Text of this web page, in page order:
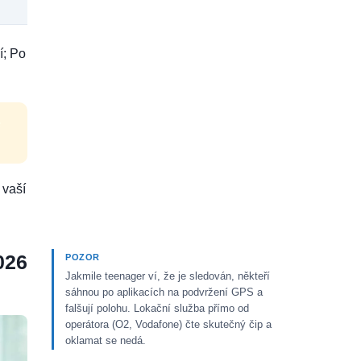
Po
vaší
POZOR
Jakmile teenager ví, že je sledován, někteří
sáhnou po aplikacích na podvržení GPS a
falšují polohu. Lokační služba přímo od
operátora (O2, Vodafone) čte skutečný čip a
oklamat se nedá.